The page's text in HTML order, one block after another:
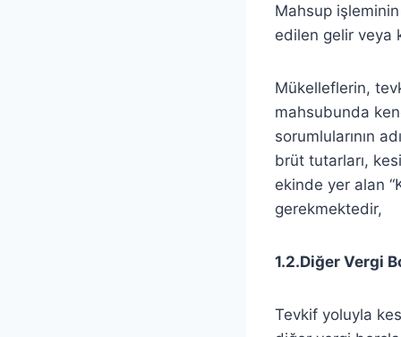
Mahsup
edilen gelir veya
Mükelleflerin,
mahsubunda
sorumlularının
brüt tutarları,
ekinde yer alan
gerekmektedir,
1.2.Diğer Vergi
Tevkif yoluyla